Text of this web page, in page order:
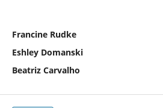
Francine Rudke
Eshley Domanski
Beatriz Carvalho